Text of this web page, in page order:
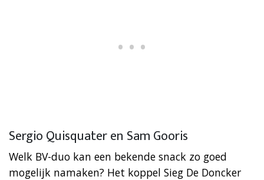
Sergio Quisquater en Sam Gooris
Welk BV-duo kan een bekende snack zo goed
mogelijk namaken? Het koppel Sieg De Doncker